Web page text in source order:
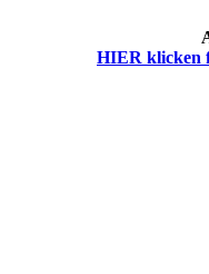
HIER klicken